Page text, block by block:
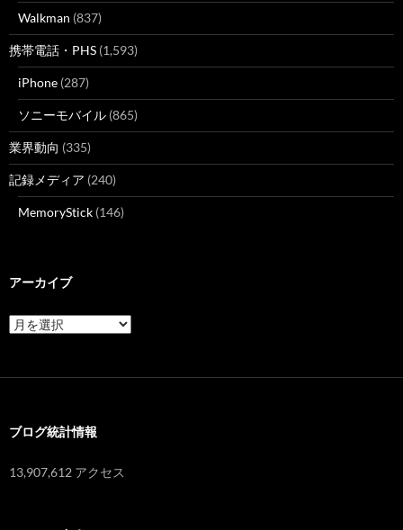
Walkman (837)
携帯電話・PHS (1,593)
iPhone (287)
ソニーモバイル (865)
業界動向 (335)
記録メディア (240)
MemoryStick (146)
アーカイブ
ア
ー
ブログ統計情報
13,907,612 アクセス